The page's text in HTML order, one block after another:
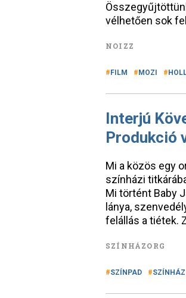
vélhetően sok
NOIZZ
FILM MOZI
Interjú
Produkció
Mi a közös egy
színházi
Mi történt Baby
lánya,
felállás a tiétek.
SZÍNHÁZORG
SZÍNPAD SZÍNHÁZ